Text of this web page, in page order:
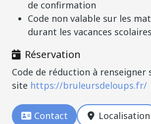
de confirmation
Code non valable sur les
durant les vacances scolaires
Réservation
Code de réduction à renseigner
site https://bruleursdeloups.fr/
Contact Localisation